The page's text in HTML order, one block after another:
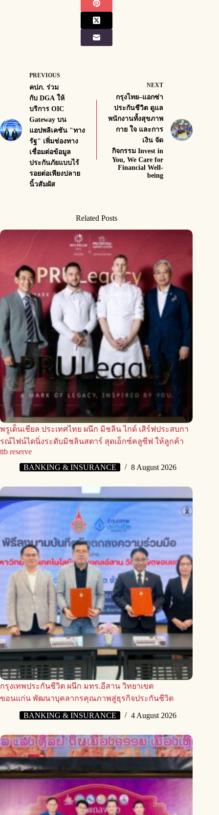
PREVIOUS
คปภ. ร่วม
กับ DGA ให้
บริการ OIC
Gateway บน
แอปพลิเคชัน "ทาง
รัฐ" เพิ่มช่องทาง
เชื่อมต่อข้อมูล
ประกันภัยแบบไร้
รอยต่อเพียงปลาย
นิ้วสัมผัส
NEXT
กรุงไทย–แอกซ่า
ประกันชีวิต ดูแล
พนักงานทั้งสุขภาพ
กาย ใจ และการ
เงิน จัด
กิจกรรม Invest in
You, We Care for
Financial Well-
being
Related Posts
พรูเด็นเชียล ประเทศไทย ผนึก มิชลิน ไกด์ เสิร์ฟประสบกา
รณ์ไฟน์ไดนิ่งระดับมิชลินสตาร์ สุดเอ็กซ์คลูซีฟ ให้ลูกค้า
ttb reserve
BANKING & INSURANCE
8 August 2026
กรุงเทพประกันชีวิต ผนึก มทร.อีสาน วิทยาเขต
ขอนแก่น พัฒนาบุคลากรคุณภาพสู่ธุรกิจประกันชีวิต
BANKING & INSURANCE 4 August 2026